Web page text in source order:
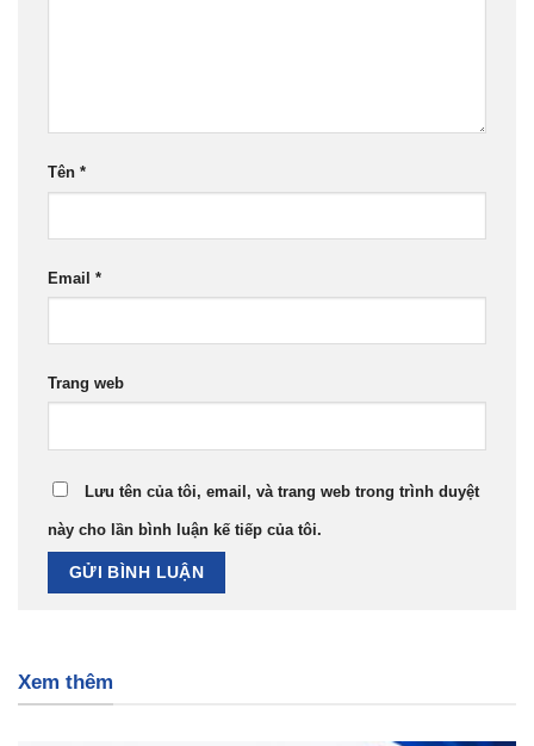
Tên *
Email *
Trang web
Lưu tên của tôi, email, và trang web trong trình duyệt
này cho lần bình luận kế tiếp của tôi.
Xem thêm